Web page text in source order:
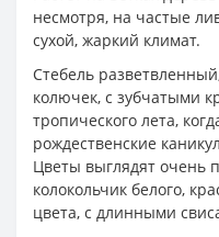
несмотря, на частые
сухой, жаркий климат.
Стебель
колючек, с зубчатыми
тропического лета,
рождественские
Цветы выглядят очень
колокольчик белого,
цвета, с длинными